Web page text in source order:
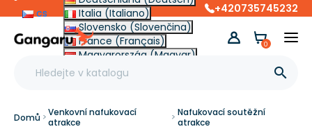
cs
Italia (Italiano)
Slovensko (Slovenčina)
France (Français)
Magyarország (Magyar)
Other (English €)
+420735745232

0
Domů
Venkovní nafukovací
atrakce
Nafukovací soutěžní
atrakce